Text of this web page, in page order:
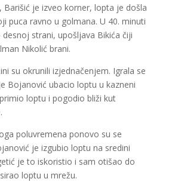
Barišić je izveo korner, lopta je došla
puca ravno u golmana. U 40. minuti
strani, upošljava Bikića čiji
Nikolić brani.
su okrunili izjednačenjem. Igrala se
Bojanović ubacio loptu u kazneni
loptu i pogodio bliži kut
poluvremena ponovo su se
je izgubio loptu na sredini
je to iskoristio i sam otišao do
loptu u mrežu.